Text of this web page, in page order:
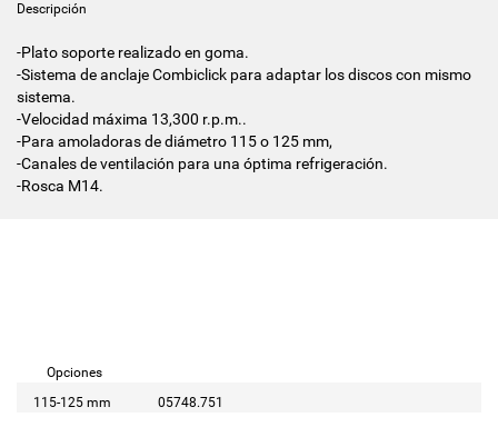
Descripción
-Plato soporte realizado en goma.
-Sistema de anclaje Combiclick para adaptar los discos con mismo
sistema.
-Velocidad máxima 13,300 r.p.m..
-Para amoladoras de diámetro 115 o 125 mm,
-Canales de ventilación para una óptima refrigeración.
-Rosca M14.
Opciones
115-125 mm
05748.751